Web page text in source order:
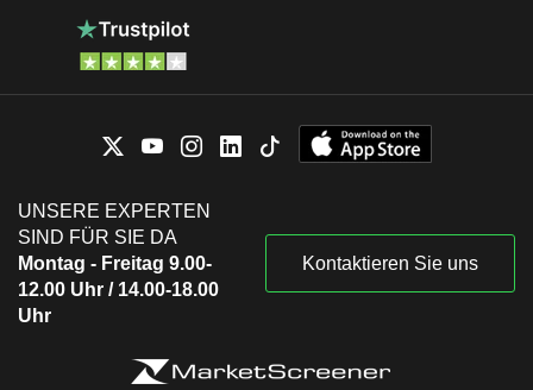
UNSERE EXPERTEN
SIND FÜR SIE DA
Montag - Freitag 9.00-
12.00 Uhr / 14.00-18.00
Uhr
Kontaktieren Sie uns